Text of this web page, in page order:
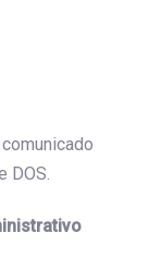
DOS.